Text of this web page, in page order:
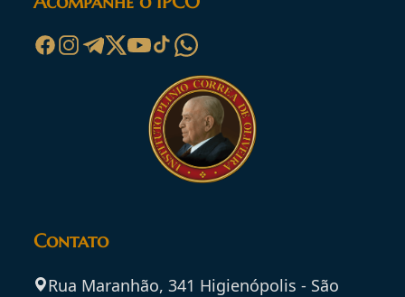
Contato
Rua Maranhão, 341 Higienópolis - São